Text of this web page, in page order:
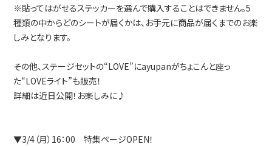
※貼ってはがせるステッカーを選んで購入することはできません。5
種類の中からどのシートが届くかは、お手元に商品が届くまでのお楽
しみとなります。
その他、ステージセットの“LOVE”にayupanがちょこんと座っ
た“LOVEライト”も販売！
詳細は近日公開！お楽しみに♪
▼3/4（月）16：00 特集ページOPEN！